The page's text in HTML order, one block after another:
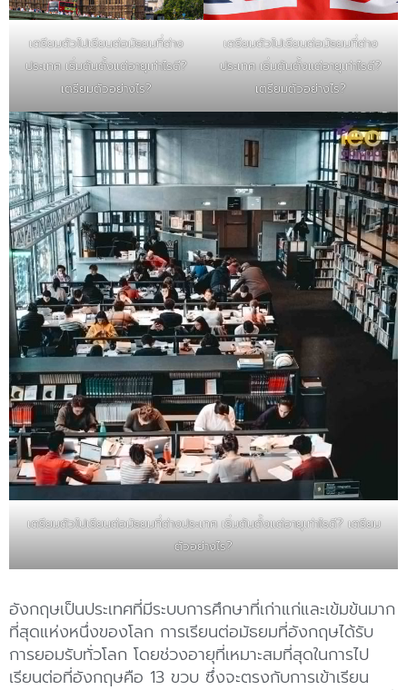
เตรียมตัวไปเรียนต่อมัธยมที่ต่าง
ประเทศ เริ่มต้นตั้งแต่อายุเท่าไรดี?
เตรียมตัวอย่างไร?
เตรียมตัวไปเรียนต่อมัธยมที่ต่าง
ประเทศ เริ่มต้นตั้งแต่อายุเท่าไรดี?
เตรียมตัวอย่างไร?
เตรียมตัวไปเรียนต่อมัธยมที่ต่างประเทศ เริ่มต้นตั้งแต่อายุเท่าไรดี? เตรียม
ตัวอย่างไร?
อังกฤษเป็นประเทศที่มีระบบการศึกษาที่เก่าแก่และเข้มข้นมาก
ที่สุดแห่งหนึ่งของโลก การเรียนต่อมัธยมที่อังกฤษได้รับ
การยอมรับทั่วโลก โดยช่วงอายุที่เหมาะสมที่สุดในการไป
เรียนต่อที่อังกฤษคือ 13 ขวบ ซึ่งจะตรงกับการเข้าเรียน